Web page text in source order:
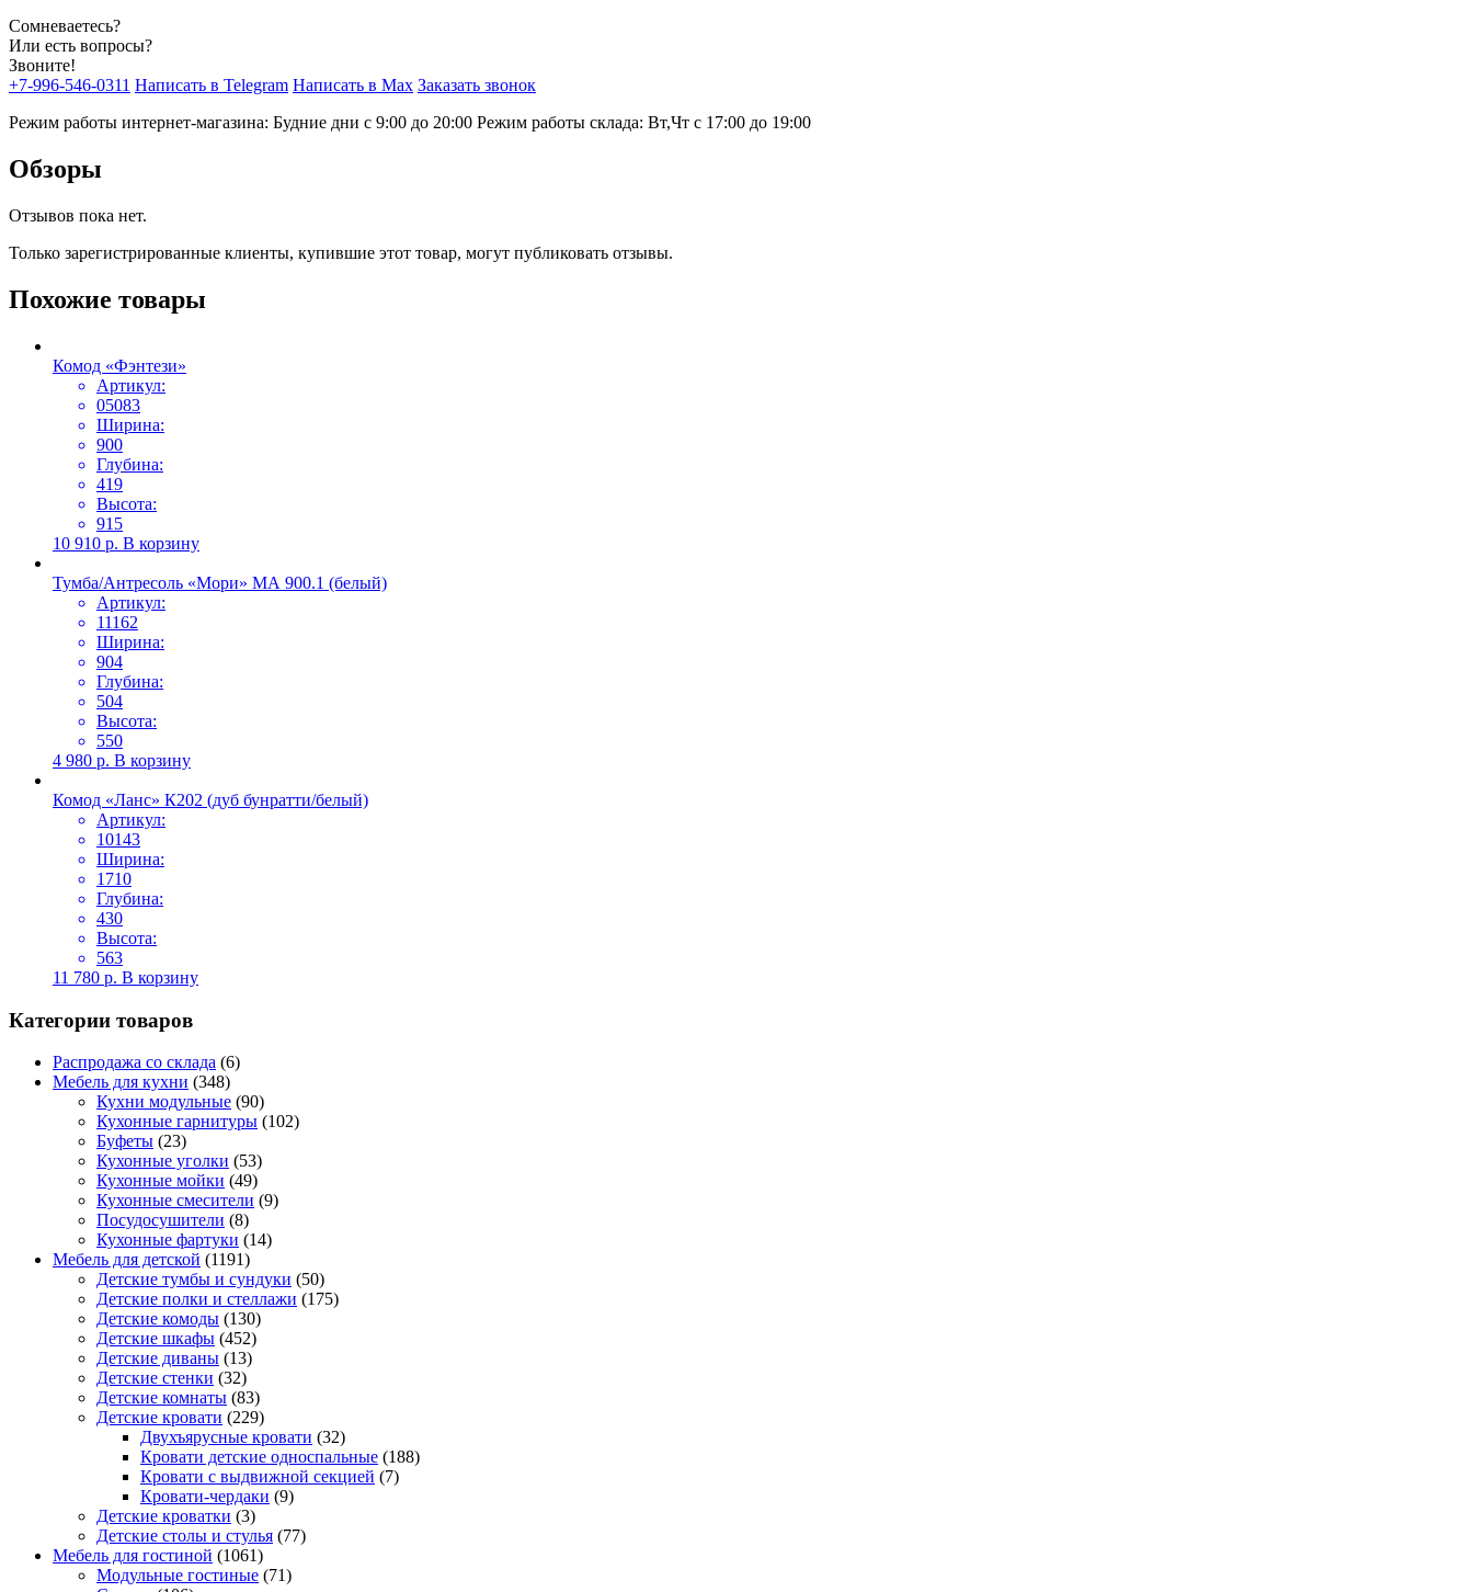
Сомневаетесь?
Или есть вопросы?
Звоните!
+7-996-546-0311 Написать в Telegram Написать в Max Заказать звонок
Режим работы интернет-магазина: Будние дни с 9:00 до 20:00 Режим работы склада: Вт,Чт с 17:00 до 19:00
Обзоры
Отзывов пока нет.
Только зарегистрированные клиенты, купившие этот товар, могут публиковать отзывы.
Похожие товары
Комод «Фэнтези»
Артикул:
05083
Ширина:
900
Глубина:
419
Высота:
915
10 910 р. В корзину
Тумба/Антресоль «Мори» МА 900.1 (белый)
Артикул:
11162
Ширина:
904
Глубина:
504
Высота:
550
4 980 р. В корзину
Комод «Ланс» К202 (дуб бунратти/белый)
Артикул:
10143
Ширина:
1710
Глубина:
430
Высота:
563
11 780 р. В корзину
Категории товаров
Распродажа со склада (6)
Мебель для кухни (348)
Кухни модульные (90)
Кухонные гарнитуры (102)
Буфеты (23)
Кухонные уголки (53)
Кухонные мойки (49)
Кухонные смесители (9)
Посудосушители (8)
Кухонные фартуки (14)
Мебель для детской (1191)
Детские тумбы и сундуки (50)
Детские полки и стеллажи (175)
Детские комоды (130)
Детские шкафы (452)
Детские диваны (13)
Детские стенки (32)
Детские комнаты (83)
Детские кровати (229)
Двухъярусные кровати (32)
Кровати детские односпальные (188)
Кровати с выдвижной секцией (7)
Кровати-чердаки (9)
Детские кроватки (3)
Детские столы и стулья (77)
Мебель для гостиной (1061)
Модульные гостиные (71)